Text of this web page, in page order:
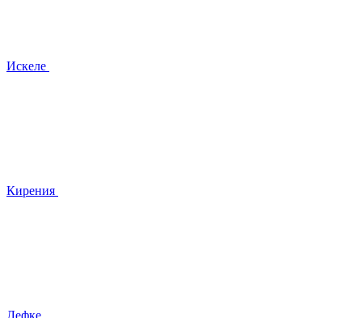
Искеле
Кирения
Лефке